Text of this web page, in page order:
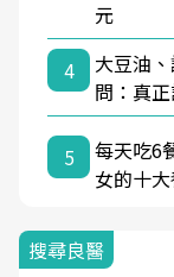
元
4
大豆油
問：真
5
每天吃6
女的十
搜尋良醫